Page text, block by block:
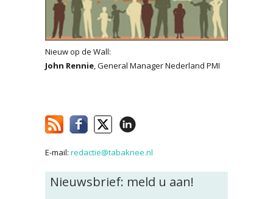
Nieuw op de Wall:
John Rennie, General Manager Nederland PMI
E-mail: redactie@tabaknee.nl
Nieuwsbrief: meld u aan!